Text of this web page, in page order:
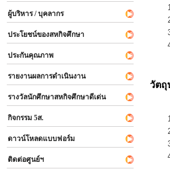
ผู้บริหาร / บุคลากร
ประโยชน์ของสหกิจศึกษา
ประกันคุณภาพ
รายงานผลการดำเนินงาน
รางวัลนักศึกษาสหกิจศึกษาดีเด่น
กิจกรรม 5ส.
ดาวน์โหลดแบบฟอร์ม
ติดต่อศูนย์ฯ
วัตถุ